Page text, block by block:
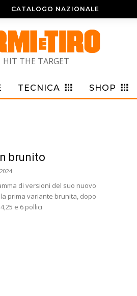
CATALOGO NAZIONALE
HIT THE TARGET
TECNICA SHOP
brunito
di versioni del suo nuovo
prima variante brunita, dopo
e 6 pollici